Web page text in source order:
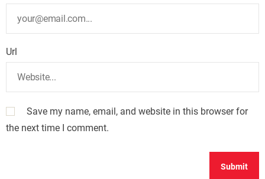
Url
Save my name, email, and website in this browser for
the next time I comment.